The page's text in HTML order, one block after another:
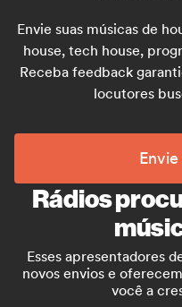
Envie suas músicas de
house, tech house,
Receba feedback
locutores
Rádios
Esses apresentadores
novos envios e
você a